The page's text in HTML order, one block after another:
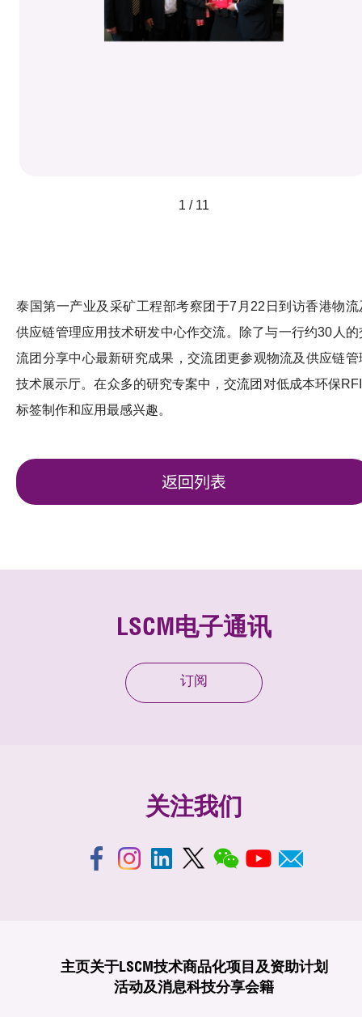
1 / 11
泰国第一产业及采矿工程部考察团于7月22日到访香港物流
供应链管理应用技术研发中心作交流。除了与一行约30人的
流团分享中心最新研究成果，交流团更参观物流及供应链管
技术展示厅。在众多的研究专案中，交流团对低成本环保
标签制作和应用最感兴趣。
返回列表
LSCM电子通讯
订阅
关注我们
主页关于LSCM技术商品化项目及资助计划
活动及消息科技分享会籍